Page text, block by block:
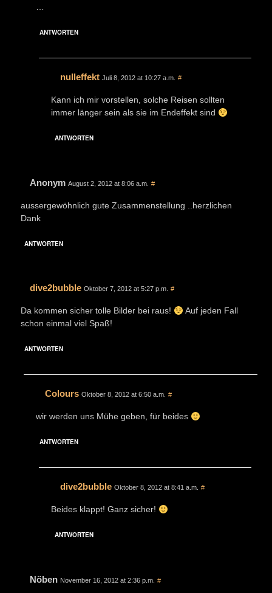
…
ANTWORTEN
nulleffekt Juli 8, 2012 at 10:27 a.m. #
Kann ich mir vorstellen, solche Reisen sollten
immer länger sein als sie im Endeffekt sind
ANTWORTEN
Anonym August 2, 2012 at 8:06 a.m. #
aussergewöhnlich gute Zusammenstellung ..herzlichen
Dank
ANTWORTEN
dive2bubble Oktober 7, 2012 at 5:27 p.m. #
Da kommen sicher tolle Bilder bei raus!
Auf jeden Fall
schon einmal viel Spaß!
ANTWORTEN
Colours Oktober 8, 2012 at 6:50 a.m. #
wir werden uns Mühe geben, für beides
ANTWORTEN
dive2bubble Oktober 8, 2012 at 8:41 a.m. #
Beides klappt! Ganz sicher!
ANTWORTEN
Nöben November 16, 2012 at 2:36 p.m. #